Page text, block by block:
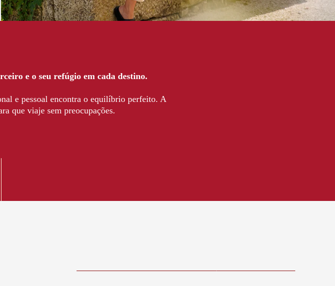
e o seu refúgio em cada destino.
e pessoal encontra o equilíbrio perfeito. A
que viaje sem preocupações.